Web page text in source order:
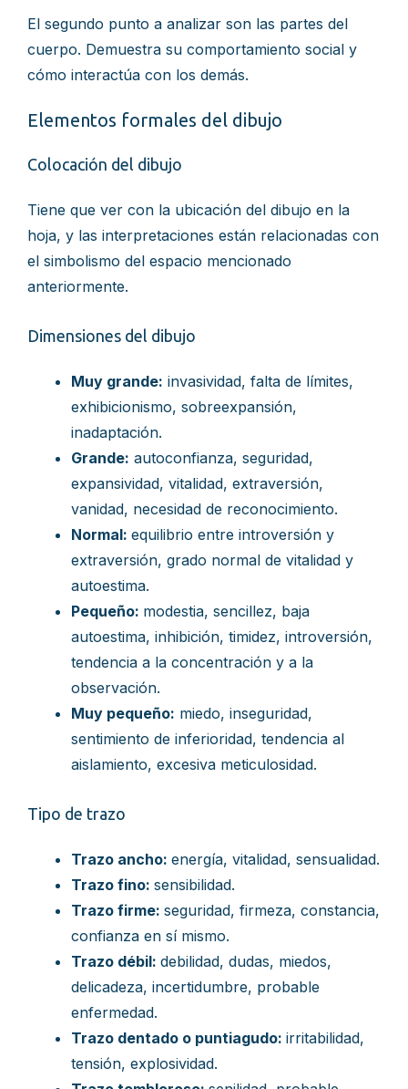
El segundo punto a analizar son las partes del
cuerpo. Demuestra su comportamiento social y
cómo interactúa con los demás.
Elementos formales del dibujo
Colocación del dibujo
Tiene que ver con la ubicación del dibujo en la
hoja, y las interpretaciones están relacionadas con
el simbolismo del espacio mencionado
anteriormente.
Dimensiones del dibujo
Muy grande: invasividad, falta de límites,
exhibicionismo, sobreexpansión,
inadaptación.
Grande: autoconfianza, seguridad,
expansividad, vitalidad, extraversión,
vanidad, necesidad de reconocimiento.
Normal: equilibrio entre introversión y
extraversión, grado normal de vitalidad y
autoestima.
Pequeño: modestia, sencillez, baja
autoestima, inhibición, timidez, introversión,
tendencia a la concentración y a la
observación.
Muy pequeño: miedo, inseguridad,
sentimiento de inferioridad, tendencia al
aislamiento, excesiva meticulosidad.
Tipo de trazo
Trazo ancho: energía, vitalidad, sensualidad.
Trazo fino: sensibilidad.
Trazo firme: seguridad, firmeza, constancia,
confianza en sí mismo.
Trazo débil: debilidad, dudas, miedos,
delicadeza, incertidumbre, probable
enfermedad.
Trazo dentado o puntiagudo: irritabilidad,
tensión, explosividad.